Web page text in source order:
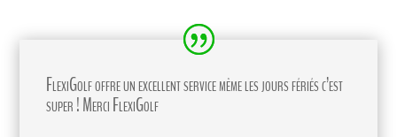
FlexiGolf offre un excellent service même les jours fériés c’est
super ! Merci FlexiGolf